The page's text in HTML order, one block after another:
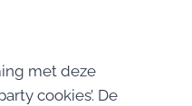
met deze
cookies’. De